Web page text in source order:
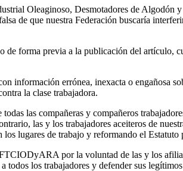
Oleaginoso, Desmotadores de
de que nuestra Federación buscaría
de forma previa a la publicación del artículo,
información errónea, inexacta o engañosa
la clase trabajadora.
las compañeras y compañeros
las y los trabajadores aceiteros de
lugares de trabajo y reformando el
por la voluntad de las y los
los trabajadores y defender sus